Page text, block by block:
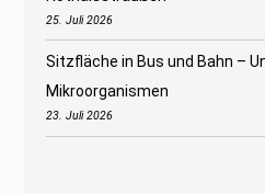
25. Juli 2026
Sitzfläche in Bus und Bahn –
Mikroorganismen
23. Juli 2026